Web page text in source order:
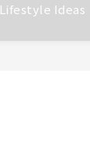
Lifestyle Ideas